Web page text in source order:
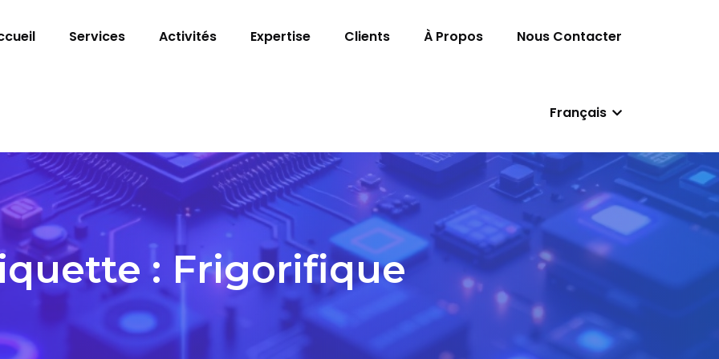
Services Activités Expertise Clients À Propos Nous Contacter
Français
: Frigorifique